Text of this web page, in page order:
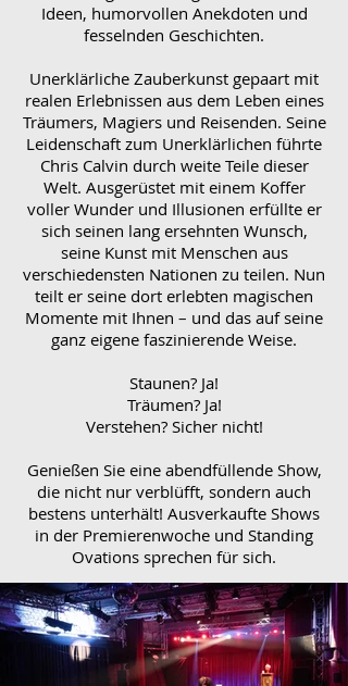
Ideen, humorvollen Anekdoten und
fesselnden Geschichten.
Unerklärliche Zauberkunst gepaart mit
realen Erlebnissen aus dem Leben eines
Träumers, Magiers und Reisenden. Seine
Leidenschaft zum Unerklärlichen führte
Chris Calvin durch weite Teile dieser
Welt. Ausgerüstet mit einem Koffer
voller Wunder und Illusionen erfüllte er
sich seinen lang ersehnten Wunsch,
seine Kunst mit Menschen aus
verschiedensten Nationen zu teilen. Nun
teilt er seine dort erlebten magischen
Momente mit Ihnen – und das auf seine
ganz eigene faszinierende Weise.
Staunen? Ja!
Träumen? Ja!
Verstehen? Sicher nicht!
Genießen Sie eine abendfüllende Show,
die nicht nur verblüfft, sondern auch
bestens unterhält! Ausverkaufte Shows
in der Premierenwoche und Standing
Ovations sprechen für sich.